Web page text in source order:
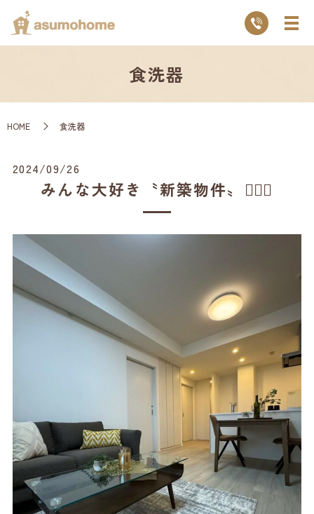
食洗器
HOME 食洗器
2024/09/26
みんな大好き〝新築物件〟💁🏻‍♂️